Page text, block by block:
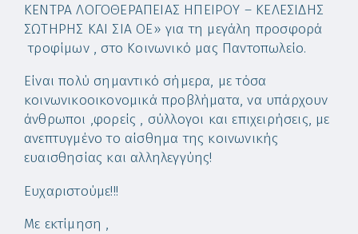
ΚΕΝΤΡΑ ΛΟΓΟΘΕΡΑΠΕΙΑΣ ΗΠΕΙΡΟΥ – ΚΕΛΕΣΙΔΗΣ
ΣΩΤΗΡΗΣ ΚΑΙ ΣΙΑ ΟΕ» για τη μεγάλη προσφορά
τροφίμων , στο Κοινωνικό μας Παντοπωλείο.
Είναι πολύ σημαντικό σήμερα, με τόσα
κοινωνικοοικονομικά προβλήματα, να υπάρχουν
άνθρωποι ,φορείς , σύλλογοι και επιχειρήσεις, με
ανεπτυγμένο το αίσθημα της κοινωνικής
ευαισθησίας και αλληλεγγύης!
Ευχαριστούμε!!!
Με εκτίμηση ,